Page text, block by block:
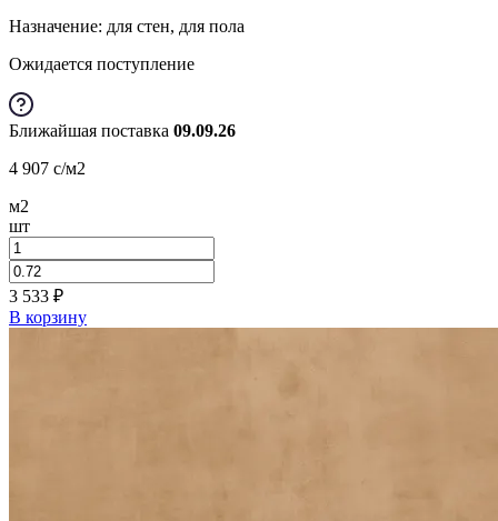
Назначение: для стен, для пола
Ожидается поступление
Ближайшая поставка 09.09.26
4 907 c/м2
м2
шт
3 533 ₽
В корзину